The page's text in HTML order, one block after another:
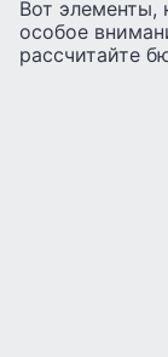
Вот элементы,
особое
рассчитайте